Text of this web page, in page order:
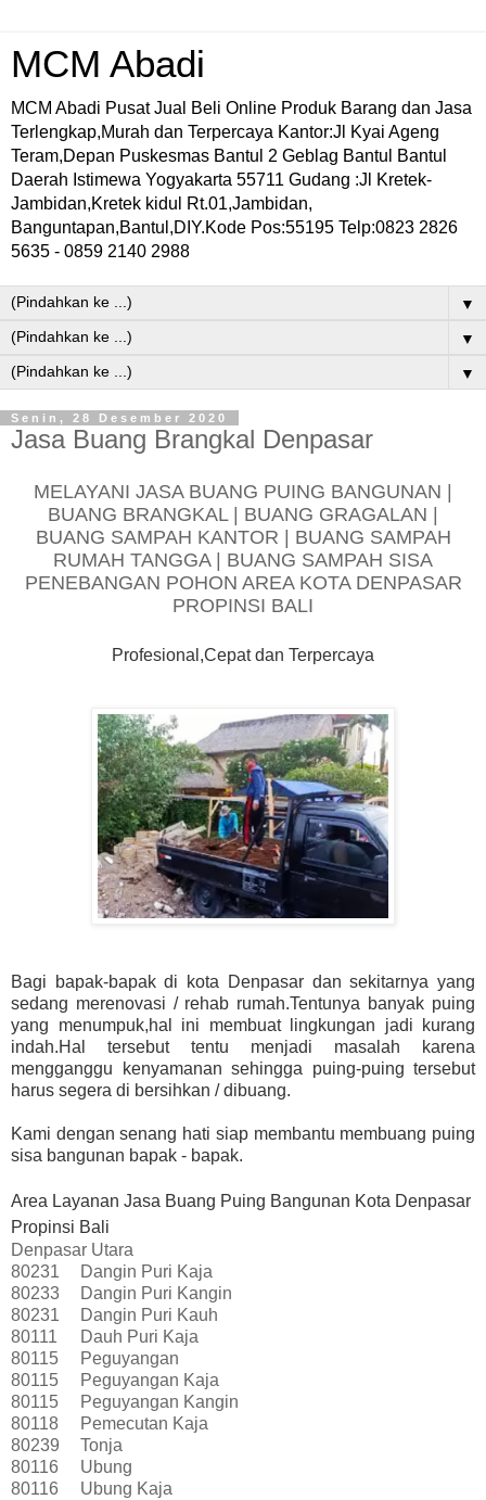
MCM Abadi
MCM Abadi Pusat Jual Beli Online Produk Barang dan Jasa
Terlengkap,Murah dan Terpercaya Kantor:Jl Kyai Ageng
Teram,Depan Puskesmas Bantul 2 Geblag Bantul Bantul
Daerah Istimewa Yogyakarta 55711 Gudang :Jl Kretek-
Jambidan,Kretek kidul Rt.01,Jambidan,
Banguntapan,Bantul,DIY.Kode Pos:55195 Telp:0823 2826
5635 - 0859 2140 2988
▼
▼
▼
Senin, 28 Desember 2020
Jasa Buang Brangkal Denpasar
MELAYANI JASA BUANG PUING BANGUNAN |
BUANG BRANGKAL | BUANG GRAGALAN |
BUANG SAMPAH KANTOR | BUANG SAMPAH
RUMAH TANGGA | BUANG SAMPAH SISA
PENEBANGAN POHON AREA KOTA DENPASAR
PROPINSI BALI
Profesional,Cepat dan Terpercaya
Bagi bapak-bapak di kota Denpasar dan sekitarnya yang
sedang merenovasi / rehab rumah.Tentunya banyak puing
yang menumpuk,hal ini membuat lingkungan jadi kurang
indah.Hal tersebut tentu menjadi masalah karena
mengganggu kenyamanan sehingga puing-puing tersebut
harus segera di bersihkan / dibuang.
Kami dengan senang hati siap membantu membuang puing
sisa bangunan bapak - bapak.
Area Layanan Jasa Buang Puing Bangunan Kota Denpasar
Propinsi Bali
Denpasar Utara
80231
Dangin Puri Kaja
80233
Dangin Puri Kangin
80231
Dangin Puri Kauh
80111
Dauh Puri Kaja
80115
Peguyangan
80115
Peguyangan Kaja
80115
Peguyangan Kangin
80118
Pemecutan Kaja
80239
Tonja
80116
Ubung
80116
Ubung Kaja